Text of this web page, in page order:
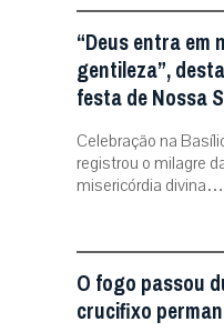
“Deus entra em
gentileza”,
festa de Nossa
Celebração na
registrou o milagre
misericórdia divina…
O fogo passou
crucifixo